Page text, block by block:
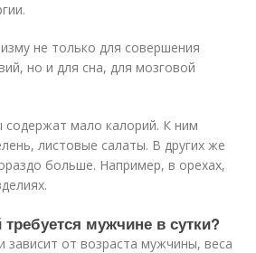
не только для совершения
но и для сна, для мозговой
содержат мало калорий. К ним
листовые салаты. В других же
больше. Например, в орехах,
мужчине в сутки?
зависит от возраста мужчины, веса